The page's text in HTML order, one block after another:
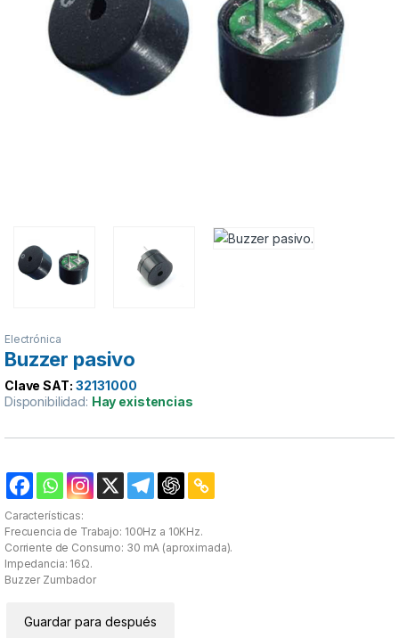
Electrónica
Buzzer pasivo
Clave SAT: 32131000
Disponibilidad: Hay existencias
Características:
Frecuencia de Trabajo: 100Hz a 10KHz.
Corriente de Consumo: 30 mA (aproximada).
Impedancia: 16Ω.
Buzzer Zumbador
Guardar para después